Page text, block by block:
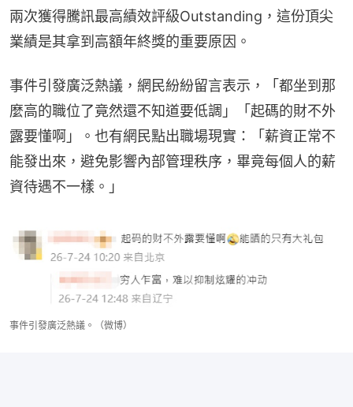
兩次獲得騰訊最高績效評級Outstanding，這份頂尖
業績是其拿到高額年終獎的重要原因。
事件引發廣泛熱議，網民紛紛留言表示，「都坐到那
麼高的職位了竟然還不知道要低調」「起碼的財不外
露要懂啊」。也有網民點出職場現實：「薪資正常不
能發出來，避免影響內部管理秩序，畢竟每個人的薪
資待遇不一樣。」
事件引發廣泛熱議。（微博）